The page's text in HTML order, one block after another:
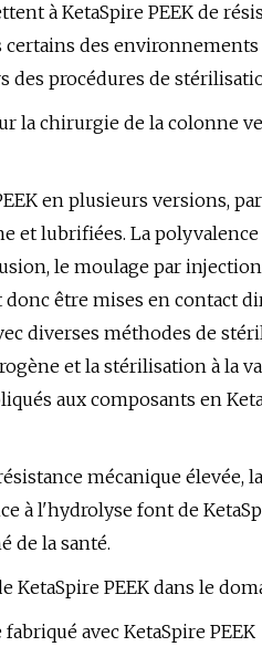
à KetaSpire PEEK de
des
des procédures de
la chirurgie de la colonne
en plusieurs versions,
et lubrifiées. La
le moulage par
être mises en contact
diverses méthodes de
et la stérilisation à la
aux composants en
mécanique
à l'hydrolyse font de
de la santé.
KetaSpire PEEK dans le
avec KetaSpire PEEK